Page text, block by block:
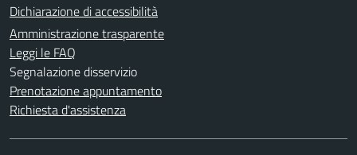
Dichiarazione di accessibilità
Amministrazione trasparente
Leggi le FAQ
Segnalazione disservizio
Prenotazione appuntamento
Richiesta d'assistenza